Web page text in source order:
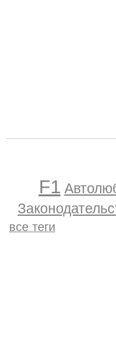
F1
все теги